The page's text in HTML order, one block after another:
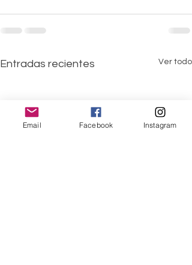
Entradas recientes Ver todo
Email Facebook Instagram